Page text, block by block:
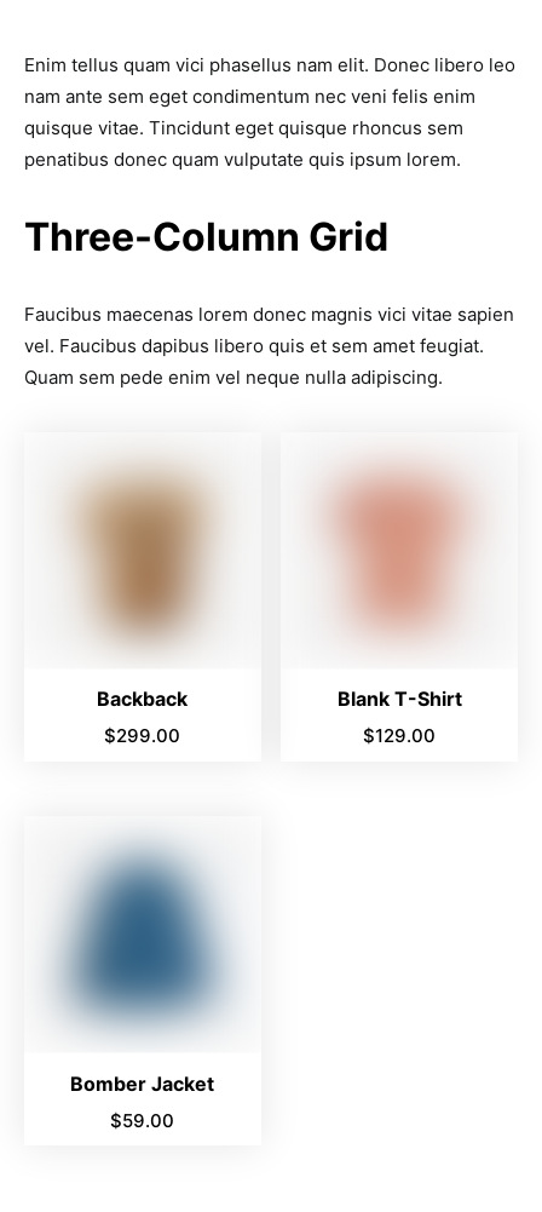
Enim tellus quam vici phasellus nam elit. Donec libero leo
nam ante sem eget condimentum nec veni felis enim
quisque vitae. Tincidunt eget quisque rhoncus sem
penatibus donec quam vulputate quis ipsum lorem.
Three-Column Grid
Faucibus maecenas lorem donec magnis vici vitae sapien
vel. Faucibus dapibus libero quis et sem amet feugiat.
Quam sem pede enim vel neque nulla adipiscing.
Backback
$299.00
Blank T-Shirt
$129.00
Bomber Jacket
$59.00